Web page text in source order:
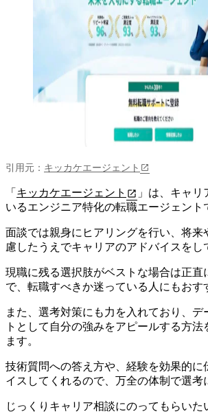
引用元： キッカケエージェント
「 キッカケエージェント
」は、キャリ
いるエンジニア特化の転職エージェント
面談では親身にヒアリングを行い、将来
慮したうえでキャリアのアドバイスをし
現職に残る選択肢がベストな場合は正直
で、転職すべきか迷っている人にもおす
また、選考対策にも力を入れており、デ
トとして自分の強みをアピールする方
ます。
技術質問への答え方や、経験を効果的に
イスしてくれるので、万全の体制で選考
じっくりキャリア相談にのってもらいた